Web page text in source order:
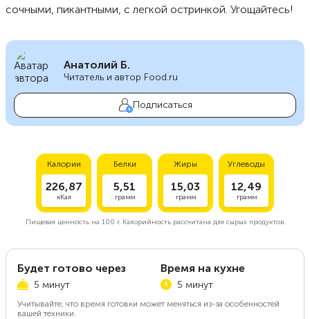
сочными, пикантными, с легкой остринкой. Угощайтесь!
Анатолий Б.
Читатель и автор Food.ru
Подписаться
Калории
226,87
кКал
Белки
5,51
грамм
Жиры
15,03
грамм
Углеводы
12,49
грамм
Пищевая ценность на 100 г.Калорийность рассчитана для сырых продуктов.
Будет готово через
5 минут
Время на кухне
5 минут
Учитывайте, что время готовки может меняться из-за особенностей
вашей техники.